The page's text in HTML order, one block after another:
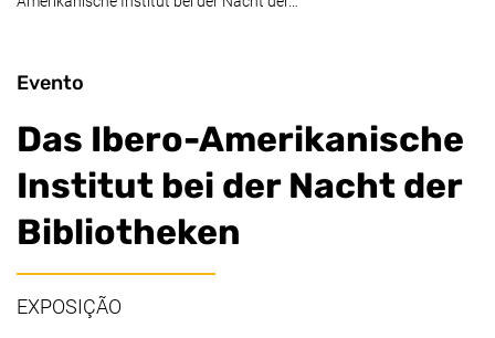
Evento
Das Ibero-Amerikanische
Institut bei der Nacht der
Bibliotheken
EXPOSIÇÃO